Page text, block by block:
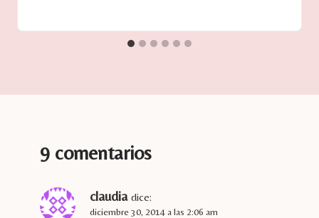
9 comentarios
claudia dice:
diciembre 30, 2014 a las 2:06 am